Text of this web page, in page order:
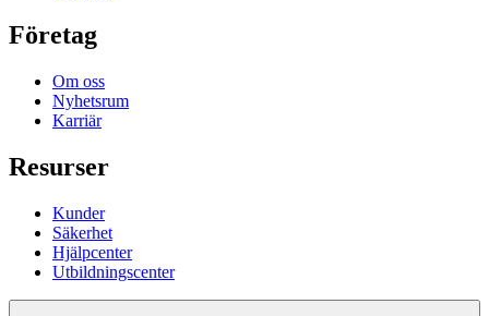
Företag
Om oss
Nyhetsrum
Karriär
Resurser
Kunder
Säkerhet
Hjälpcenter
Utbildningscenter